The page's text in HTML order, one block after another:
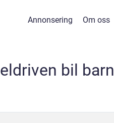
Annonsering Om oss
eldriven bil barn